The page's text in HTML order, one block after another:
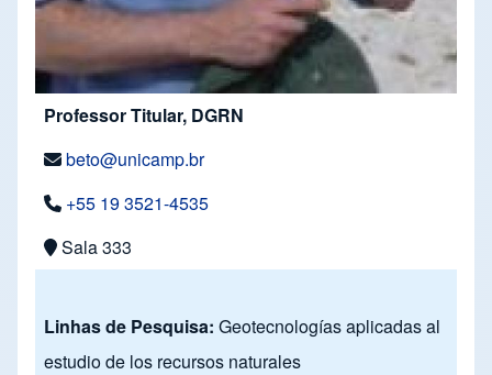
Professor Titular, DGRN
beto@unicamp.br
+55 19 3521-4535
Sala 333
Linhas de Pesquisa: Geotecnologías aplicadas al
estudio de los recursos naturales